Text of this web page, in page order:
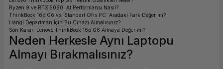
Bileşenleri
Ryzen 9 ve RTX 5060: AI Performansı Nasıl?
ThinkBook 16p G6 vs. Standart Ofis PC: Aradaki Fark Değer mi?
Hangi Departman İçin Bu Cihazı Almalısınız?
Son Karar: Lenovo ThinkBook 16p G6 Almaya Değer mi?
Neden Herkesle Aynı Laptopu
Almayı Bırakmalısınız?